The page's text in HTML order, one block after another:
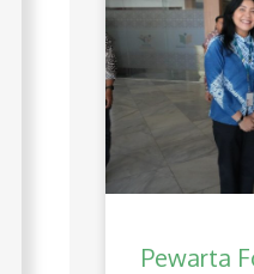
Pewarta